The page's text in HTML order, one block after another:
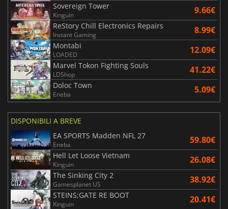
Sovereign Tower
Kinguin 9.66€
ReStory Chill Electronics Repairs
Instant Gaming 8.99€
Montabi
LOADED 12.09€
Marvel Tokon Fighting Souls
LDShop 41.22€
Doloc Town
Eneba 5.09€
DISPONIBILI A BREVE
EA SPORTS Madden NFL 27
Eneba 59.80€
Hell Let Loose Vietnam
Kinguin 26.08€
The Sinking City 2
Gamesplanet US 38.92€
STEINS;GATE RE BOOT
Kinguin 20.41€